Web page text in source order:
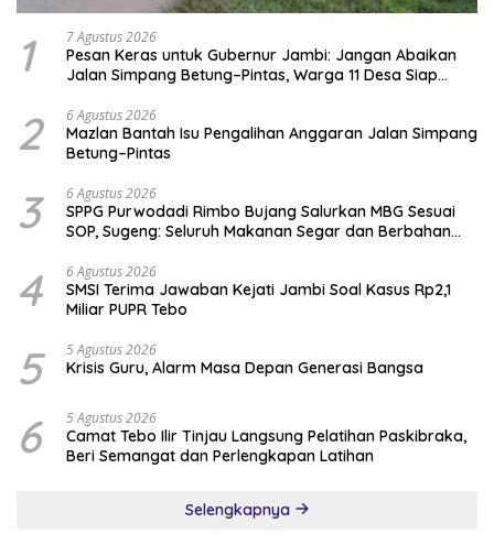
1 7 Agustus 2026
Pesan Keras untuk Gubernur Jambi: Jangan Abaikan
Jalan Simpang Betung–Pintas, Warga 11 Desa Siap
2 6 Agustus 2026
Mazlan Bantah Isu Pengalihan Anggaran Jalan Simpang
Betung–Pintas
3 6 Agustus 2026
SPPG Purwodadi Rimbo Bujang Salurkan MBG Sesuai
SOP, Sugeng: Seluruh Makanan Segar dan Berbahan
4 6 Agustus 2026
SMSI Terima Jawaban Kejati Jambi Soal Kasus Rp2,1
Miliar PUPR Tebo
5 5 Agustus 2026
Krisis Guru, Alarm Masa Depan Generasi Bangsa
6 5 Agustus 2026
Camat Tebo Ilir Tinjau Langsung Pelatihan Paskibraka,
Beri Semangat dan Perlengkapan Latihan
Selengkapnya